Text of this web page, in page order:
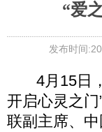
“爱
发布时间
4月15日，
开启心灵之
联副主席、